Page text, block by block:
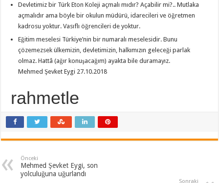
Devletimiz bir Türk Eton Koleji açmalı mıdır? Açabilir mi?.. Mutlaka
açmalıdır ama böyle bir okulun müdürü, idarecileri ve öğretmen
kadrosu yoktur. Vasıflı öğrencileri de yoktur.
Eğitim meselesi Türkiye’nin bir numaralı meselesidir. Bunu
çözemezsek ülkemizin, devletimizin, halkımızın geleceği parlak
olmaz. Hattâ (ağır konuşacağım) ayakta bile duramayız.
Mehmed Şevket Eygi 27.10.2018
rahmetle
Önceki
Mehmed Şevket Eygi, son
yolculuğuna uğurlandı
Sonraki